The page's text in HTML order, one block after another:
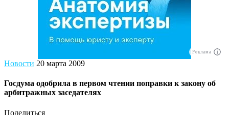
Реклама
Новости 20 марта 2009
Госдума одобрила в первом чтении поправки к закону об
арбитражных заседателях
Поделиться